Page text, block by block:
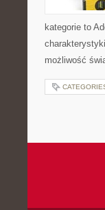
kategorie to
możliwość